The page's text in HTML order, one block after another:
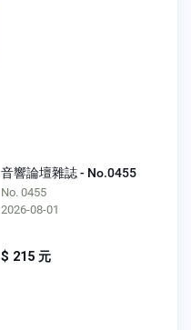
音響論壇雜誌 - No.0455
No. 0455
2026-08-01
$ 215 元